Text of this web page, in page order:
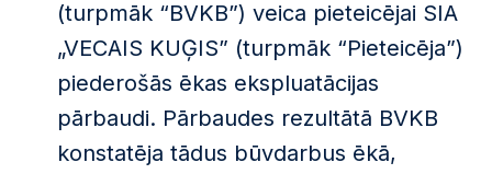
(turpmāk “BVKB”) veica pieteicējai SIA
„VECAIS KUĢIS” (turpmāk “Pieteicēja”)
piederošās ēkas ekspluatācijas
pārbaudi. Pārbaudes rezultātā BVKB
konstatēja tādus būvdarbus ēkā,